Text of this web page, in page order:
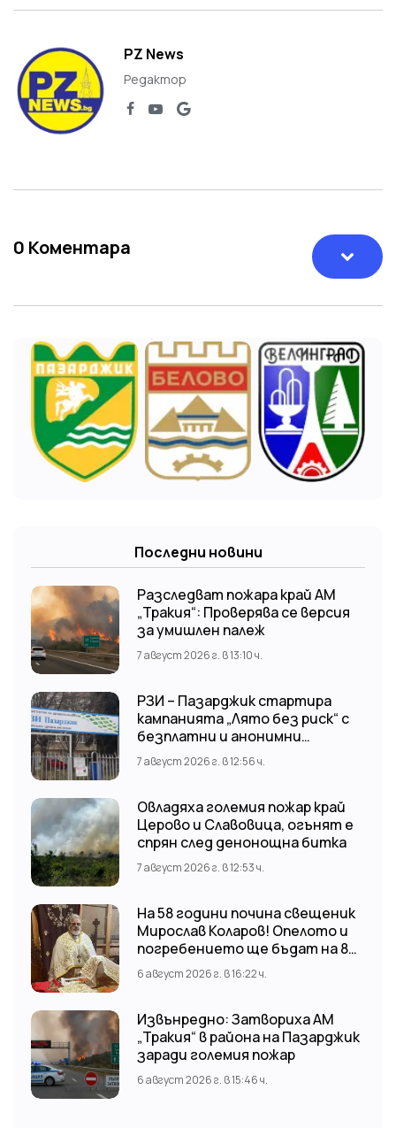
PZ News
Редактор
0 Коментара
Последни новини
Разследват пожара край АМ
„Тракия“: Проверява се версия
за умишлен палеж
7 август 2026 г. в 13:10 ч.
РЗИ – Пазарджик стартира
кампанията „Лято без риск“ с
безплатни и анонимни
изследвания за ХИВ
7 август 2026 г. в 12:56 ч.
Овладяха големия пожар край
Церово и Славовица, огънят е
спрян след денонощна битка
7 август 2026 г. в 12:53 ч.
На 58 години почина свещеник
Мирослав Коларов! Опелото и
погребението ще бъдат на 8
август (събота) от 11:00 часа в
храм “Св. Св. Козма и Дамян”, гр.
6 август 2026 г. в 16:22 ч.
Извънредно: Затвориха АМ
„Тракия“ в района на Пазарджик
заради големия пожар
6 август 2026 г. в 15:46 ч.